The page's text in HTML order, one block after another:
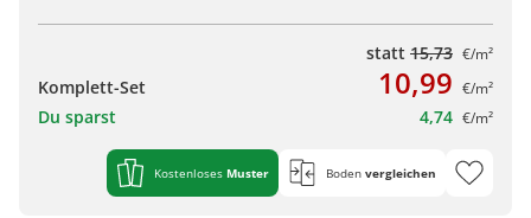
statt 15,73 €/m²
Komplett-Set 10,99 €/m²
Du sparst 4,74 €/m²
Kostenloses Muster Boden vergleichen